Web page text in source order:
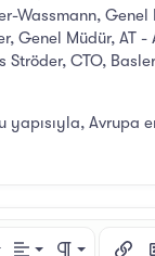
Wassmann, Genel
Genel Müdür, AT
Ströder, CTO,
yapısıyla, Avrupa